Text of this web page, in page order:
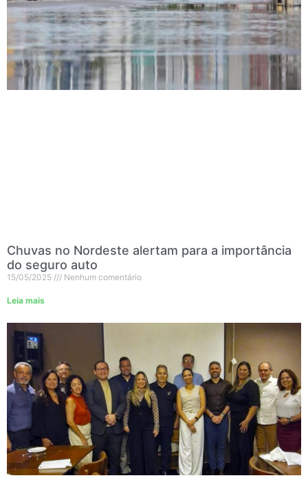
Chuvas no Nordeste alertam para a importância
do seguro auto
15/05/2025 Nenhum comentário
Leia mais